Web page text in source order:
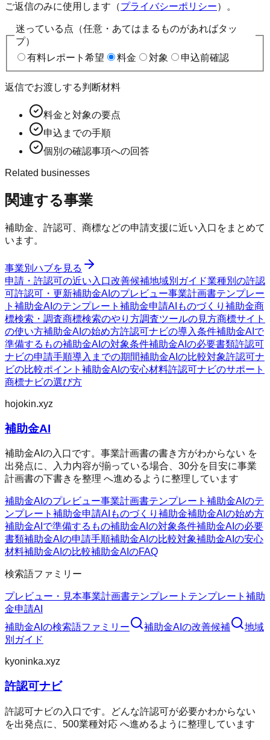
ご返信のみに使用します（プライバシーポリシー）。
迷っている点（任意・あてはまるものがあればタッ
プ）
有料レポート希望
料金 対象 申込前確認
返信でお渡しする判断材料
料金と対象の要点
申込までの手順
個別の確認事項への回答
Related businesses
関連する事業
補助金、許認可、商標などの申請支援に近い入口をまとめて
います。
事業別ハブを見る
申請・許認可の近い入口改善候補地域別ガイド業種別の許認
可許認可・更新補助金AIのプレビュー事業計画書テンプレー
ト 補助金AIのテンプレート 補助金申請AI ものづくり補助金商
標検索・調査商標検索のやり方調査ツールの見方商標サイト
の使い方補助金AIの始め方許認可ナビの導入条件補助金AIで
準備するもの補助金AIの対象条件補助金AIの必要書類許認可
ナビの申請手順導入までの期間補助金AIの比較対象許認可ナ
ビの比較ポイント 補助金AIの安心材料許認可ナビのサポート
商標ナビの選び方
hojokin.xyz
補助金AI
補助金AIの入口です。事業計画書の書き方がわからない を
出発点に、入力内容が揃っている場合、30分を目安に事業
計画書の下書きを整理 へ進めるように整理しています
補助金AIのプレビュー事業計画書テンプレート 補助金AIのテ
ンプレート 補助金申請AI ものづくり補助金補助金AIの始め方
補助金AIで準備するもの補助金AIの対象条件補助金AIの必要
書類補助金AIの申請手順補助金AIの比較対象補助金AIの安心
材料補助金AIの比較補助金AIのFAQ
検索語ファミリー
プレビュー・見本事業計画書テンプレート テンプレート 補助
金申請AI
補助金AI の検索語ファミリー 補助金AI の改善候補
地域
別ガイド
kyoninka.xyz
許認可ナビ
許認可ナビの入口です。どんな許認可が必要かわからない
を出発点に、500業種対応 へ進めるように整理しています